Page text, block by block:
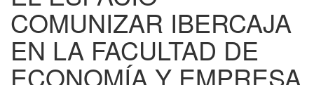
COMUNIZAR IBERCAJA
EN LA FACULTAD DE
ECONOMÍA Y EMPRESA